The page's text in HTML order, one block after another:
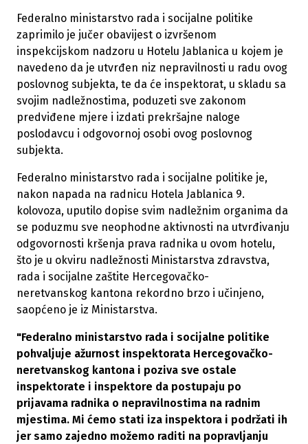
Federalno ministarstvo rada i socijalne politike
zaprimilo je jučer obavijest o izvršenom
inspekcijskom nadzoru u Hotelu Jablanica u kojem je
navedeno da je utvrđen niz nepravilnosti u radu ovog
poslovnog subjekta, te da će inspektorat, u skladu sa
svojim nadležnostima, poduzeti sve zakonom
predviđene mjere i izdati prekršajne naloge
poslodavcu i odgovornoj osobi ovog poslovnog
subjekta.
Federalno ministarstvo rada i socijalne politike je,
nakon napada na radnicu Hotela Jablanica 9.
kolovoza, uputilo dopise svim nadležnim organima da
se poduzmu sve neophodne aktivnosti na utvrđivanju
odgovornosti kršenja prava radnika u ovom hotelu,
što je u okviru nadležnosti Ministarstva zdravstva,
rada i socijalne zaštite Hercegovačko-
neretvanskog kantona rekordno brzo i učinjeno,
saopćeno je iz Ministarstva.
"Federalno ministarstvo rada i socijalne politike
pohvaljuje ažurnost inspektorata Hercegovačko-
neretvanskog kantona i poziva sve ostale
inspektorate i inspektore da postupaju po
prijavama radnika o nepravilnostima na radnim
mjestima. Mi ćemo stati iza inspektora i podržati ih
jer samo zajedno možemo raditi na popravljanju